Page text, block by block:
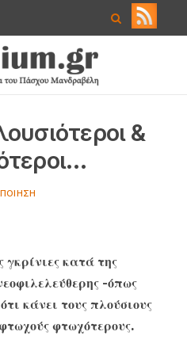
&
κατά της
-όπως
κάνει τους πλούσιους
φτωχότερους.